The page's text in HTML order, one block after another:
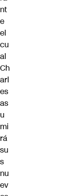
nt
e
el
cu
al
Ch
arl
es
as
u
mi
rá
su
s
nu
ev